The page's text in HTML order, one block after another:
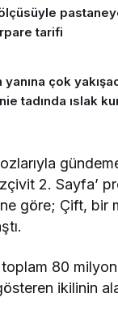
tarifi
yanına çok
tadında ıslak
2. Sayfa’
göre; Çift, bir
80
ikilinin